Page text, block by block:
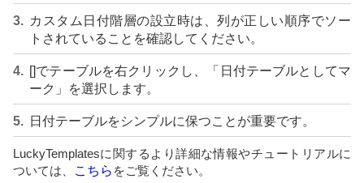
カスタム日付階層の設立時は、列が正しい順序でソー
トされていることを確認してください。
[]でテーブルを右クリックし、「日付テーブルとしてマ
ーク」を選択します。
日付テーブルをシンプルに保つことが重要です。
LuckyTemplatesに関するより詳細な情報やチュートリアルに
ついては、
こちら をご覧ください。